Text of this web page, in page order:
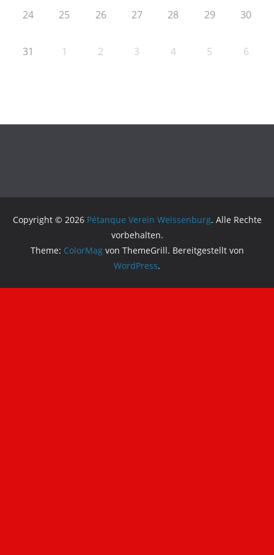
24 25 26 27 28 29 30
31 1 2 3 4 5 6
Copyright © 2026 Pétanque Verein Weissenburg. Alle Rechte
vorbehalten.
Theme: ColorMagvon ThemeGrill. Bereitgestellt von
WordPress.